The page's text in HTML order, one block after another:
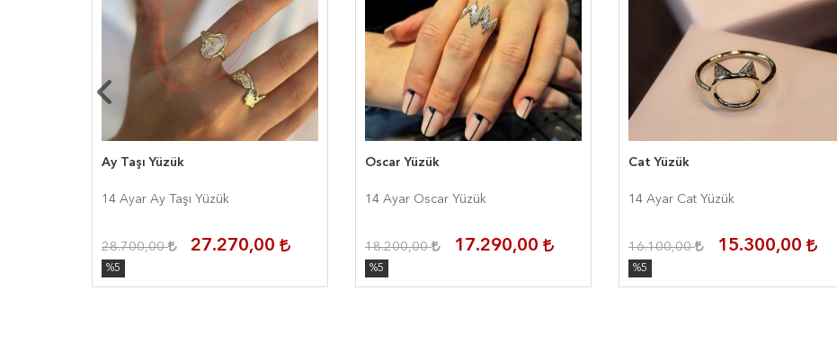
Ay Taşı Yüzük
14 Ayar Ay Taşı Yüzük
28.700,00 27.270,00
%5
Oscar Yüzük
14 Ayar Oscar Yüzük
18.200,00 17.290,00
%5
Cat Yüzük
14 Ayar Cat Yüzük
16.100,00 15.300,00
%5